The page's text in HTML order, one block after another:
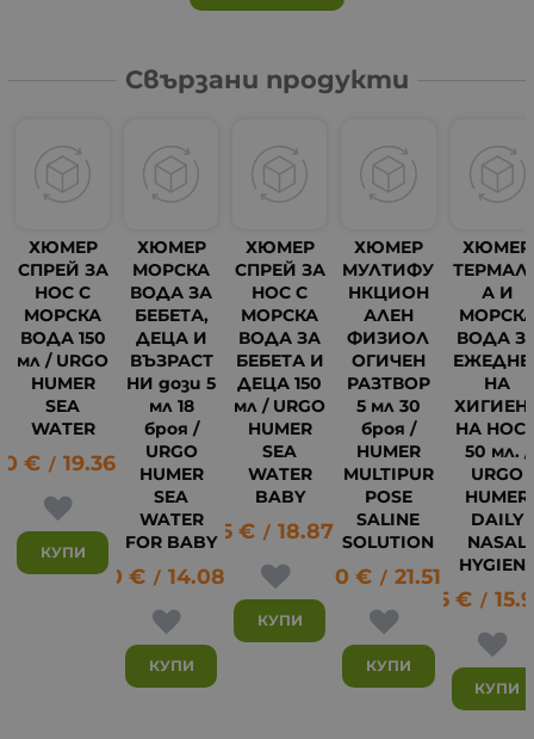
Свързани продукти
ХЮМЕР
СПРЕЙ ЗА
НОС С
МОРСКА
ВОДА 150
мл / URGO
HUMER
SEA
WATER
€ / 19.36 лв.
КУПИ
ХЮМЕР
МОРСКА
ВОДА ЗА
БЕБЕТА,
ДЕЦА И
ВЪЗРАСТ
НИ дози 5
мл 18
броя /
URGO
HUMER
SEA
WATER
FOR BABY
7.20 € / 14.08 лв.
КУПИ
ХЮМЕР
СПРЕЙ ЗА
НОС С
МОРСКА
ВОДА ЗА
БЕБЕТА И
ДЕЦА 150
мл / URGO
HUMER
SEA
WATER
BABY
9.65 € / 18.87 лв.
КУПИ
ХЮМЕР
МУЛТИФУ
НКЦИОН
АЛЕН
ФИЗИОЛ
ОГИЧЕН
РАЗТВОР
5 мл 30
броя /
HUMER
MULTIPUR
POSE
SALINE
SOLUTION
11.00 € / 21.51 лв.
КУПИ
ХЮМЕР
А И
ВОДА
НА
НА
50 мл. /
URGO
HUMER
DAILY
NASAL
8.15 € /
КУПИ